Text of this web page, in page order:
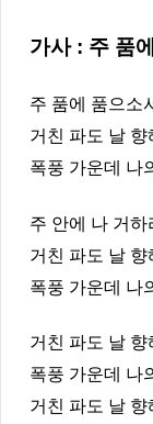
가사 : 주 품
주 품에 품으소
거친 파도 날 향
폭풍 가운데 나
주 안에 나 거하
거친 파도 날 향
폭풍 가운데 나
거친 파도 날 향
폭풍 가운데 나
거친 파도 날 향